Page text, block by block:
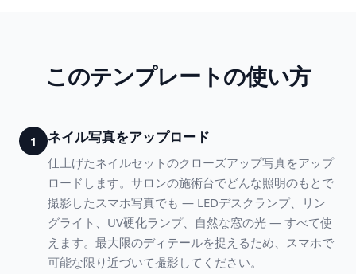
このテンプレートの使い方
1 ネイル写真をアップロード
仕上げたネイルセットのクローズアップ写真をアップ
ロードします。サロンの施術台でどんな照明のもとで
撮影したスマホ写真でも — LEDデスクランプ、リン
グライト、UV硬化ランプ、自然な窓の光 — すべて使
えます。最大限のディテールを捉えるため、スマホで
可能な限り近づいて撮影してください。